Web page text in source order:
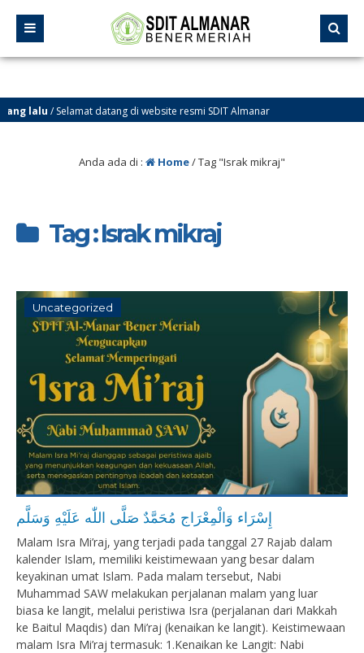
lalu/ Selamat datang di website resmi SDIT Almanar
Meriah
Anda ada di : Home/Tag "Israk mikraj"
Tag : Israk mikraj
Uncategorized
إِسْرَاء وَالْمِعْرَاج مُحَمَّدٌ صَلَّى اللّٰه عَلَيْهِ وَسَلَّم
Malam Isra Mi’raj, yang terjadi pada tanggal 27 Rajab dalam
kalender Islam, memiliki keistimewaan yang besar dalam
keyakinan umat Islam. Pada malam tersebut, Nabi
Muhammad SAW melakukan perjalanan malam yang luar
biasa ke langit, melalui peristiwa Isra (perjalanan dari Makkah
ke Baitul Maqdis) dan Mi’raj (kenaikan ke langit). Keistimewaan
malam Isra Mi’raj termasuk: 1.Kenaikan ke Langit: Nabi